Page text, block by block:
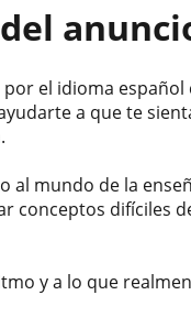
el idioma
a que te
al mundo de la
conceptos difíciles
y a lo que